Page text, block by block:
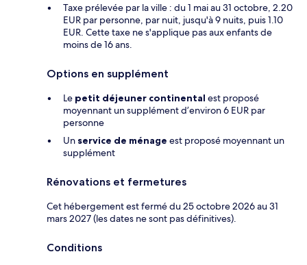
Taxe prélevée par la ville : du 1 mai au 31 octobre, 2.20
EUR par personne, par nuit, jusqu'à 9 nuits, puis 1.10
EUR. Cette taxe ne s'applique pas aux enfants de
moins de 16 ans.
Options en supplément
Le petit déjeuner continental est proposé
moyennant un supplément d’environ 6 EUR par
personne
Un service de ménage est proposé moyennant un
supplément
Rénovations et fermetures
Cet hébergement est fermé du 25 octobre 2026 au 31
mars 2027 (les dates ne sont pas définitives).
Conditions